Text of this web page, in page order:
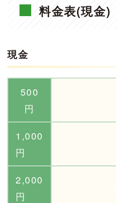
料金表(現金)
現金
500
円
1,000
円
2,000
円